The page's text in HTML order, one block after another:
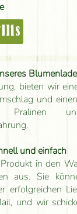
bieten wir
und
Pralinen
und einfach
in den
aus. Sie
erfolgreichen
und wir